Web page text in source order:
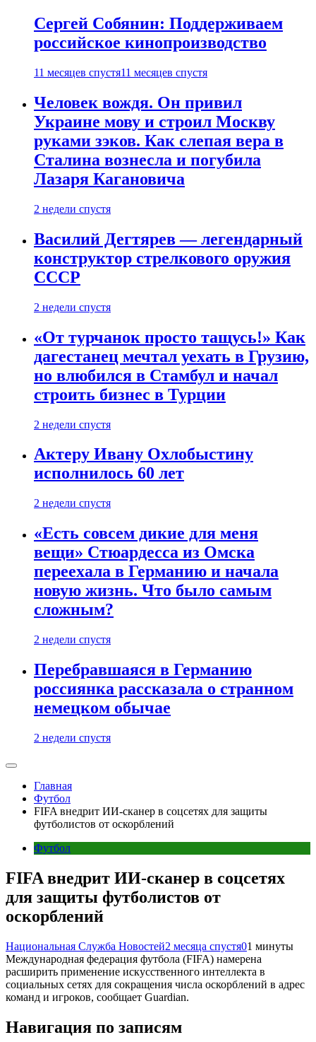
Сергей Собянин: Поддерживаем
российское кинопроизводство
11 месяцев спустя11 месяцев спустя
Человек вождя. Он привил
Украине мову и строил Москву
руками зэков. Как слепая вера в
Сталина вознесла и погубила
Лазаря Кагановича
2 недели спустя
Василий Дегтярев — легендарный
конструктор стрелкового оружия
СССР
2 недели спустя
«От турчанок просто тащусь!» Как
дагестанец мечтал уехать в Грузию,
но влюбился в Стамбул и начал
строить бизнес в Турции
2 недели спустя
Актеру Ивану Охлобыстину
исполнилось 60 лет
2 недели спустя
«Есть совсем дикие для меня
вещи» Стюардесса из Омска
переехала в Германию и начала
новую жизнь. Что было самым
сложным?
2 недели спустя
Перебравшаяся в Германию
россиянка рассказала о странном
немецком обычае
2 недели спустя
Главная
Футбол
FIFA внедрит ИИ-сканер в соцсетях для защиты
футболистов от оскорблений
Футбол
FIFA внедрит ИИ-сканер в соцсетях
для защиты футболистов от
оскорблений
Национальная Служба Новостей2 месяца спустя01 минуты
Международная федерация футбола (FIFA) намерена
расширить применение искусственного интеллекта в
социальных сетях для сокращения числа оскорблений в адрес
команд и игроков, сообщает Guardian.
Навигация по записям